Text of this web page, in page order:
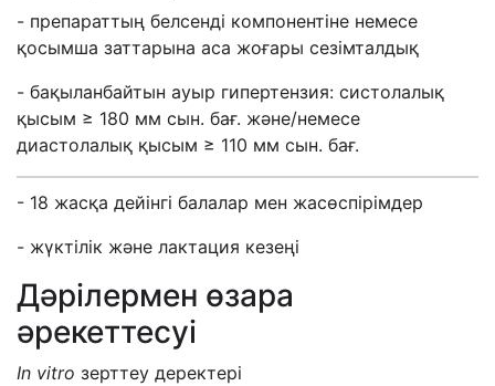
- препараттың белсенді компонентіне немесе
қосымша заттарына аса жоғары сезімталдық
- бақыланбайтын ауыр гипертензия: систолалық
қысым ≥ 180 мм сын. бағ. және/немесе
диастолалық қысым ≥ 110 мм сын. бағ.
- 18 жасқа дейінгі балалар мен жасөспірімдер
- жүктілік және лактация кезеңі
Дәрілермен өзара
әрекеттесуі
Іn vitro зерттеу деректері